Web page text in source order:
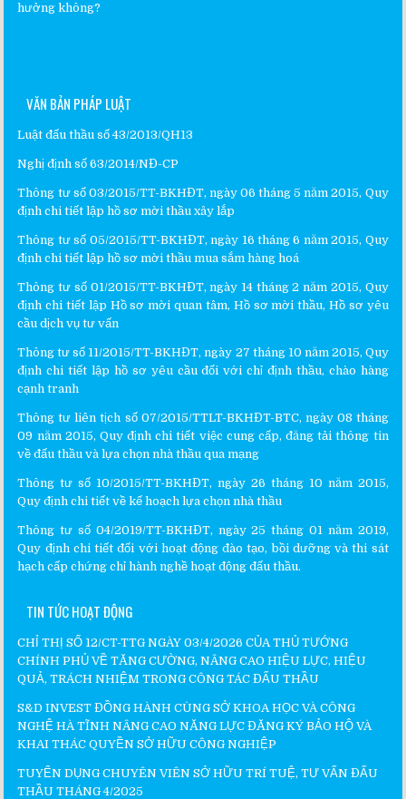
hưởng không?
VĂN BẢN PHÁP LUẬT
Luật đấu thầu số 43/2013/QH13
Nghị định số 63/2014/NĐ-CP
Thông tư số 03/2015/TT-BKHĐT, ngày 06 tháng 5 năm 2015, Quy
định chi tiết lập hồ sơ mời thầu xây lắp
Thông tư số 05/2015/TT-BKHĐT, ngày 16 tháng 6 năm 2015, Quy
định chi tiết lập hồ sơ mời thầu mua sắm hàng hoá
Thông tư số 01/2015/TT-BKHĐT, ngày 14 tháng 2 năm 2015, Quy
định chi tiết lập Hồ sơ mời quan tâm, Hồ sơ mời thầu, Hồ sơ yêu
cầu dịch vụ tư vấn
Thông tư số 11/2015/TT-BKHĐT, ngày 27 tháng 10 năm 2015, Quy
định chi tiết lập hồ sơ yêu cầu đối với chỉ định thầu, chào hàng
cạnh tranh
Thông tư liên tịch số 07/2015/TTLT-BKHĐT-BTC, ngày 08 tháng
09 năm 2015, Quy định chi tiết việc cung cấp, đăng tải thông tin
về đấu thầu và lựa chọn nhà thầu qua mạng
Thông tư số 10/2015/TT-BKHĐT, ngày 26 tháng 10 năm 2015,
Quy định chi tiết về kế hoạch lựa chọn nhà thầu
Thông tư số 04/2019/TT-BKHĐT, ngày 25 tháng 01 năm 2019,
Quy định chi tiết đối với hoạt động đào tạo, bồi dưỡng và thi sát
hạch cấp chứng chỉ hành nghề hoạt động đấu thầu.
TIN TỨC HOẠT ĐỘNG
CHỈ THỊ SỐ 12/CT-TTG NGÀY 03/4/2026 CỦA THỦ TƯỚNG
CHÍNH PHỦ VỀ TĂNG CƯỜNG, NÂNG CAO HIỆU LỰC, HIỆU
QUẢ, TRÁCH NHIỆM TRONG CÔNG TÁC ĐẤU THẦU
S&D INVEST ĐỒNG HÀNH CÙNG SỞ KHOA HỌC VÀ CÔNG
NGHỆ HÀ TĨNH NÂNG CAO NĂNG LỰC ĐĂNG KÝ BẢO HỘ VÀ
KHAI THÁC QUYỀN SỞ HỮU CÔNG NGHIỆP
TUYỂN DỤNG CHUYÊN VIÊN SỞ HỮU TRÍ TUỆ, TƯ VẤN ĐẤU
THẦU THÁNG 4/2025